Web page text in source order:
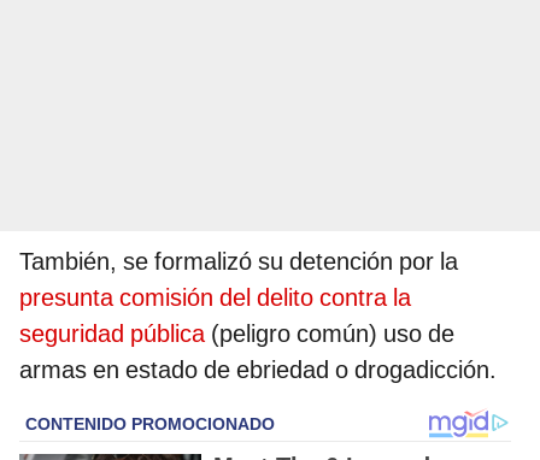
También, se formalizó su detención por la
presunta comisión del delito contra la
seguridad pública(peligro común) uso de
armas en estado de ebriedad o drogadicción.